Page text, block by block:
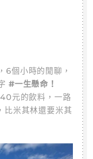
6個小時的閒聊，
#一生懸命！
元的飲料，一路
米其林還要米其